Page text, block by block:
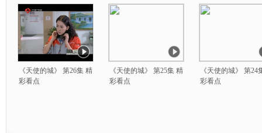
《天使的城》 第26集 精
彩看点
《天使的城》 第25集 精
彩看点
《天使的城》 第24
彩看点